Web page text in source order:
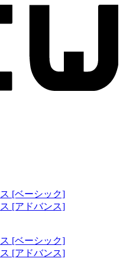
[ベーシック]
[アドバンス]
[ベーシック]
[アドバンス]